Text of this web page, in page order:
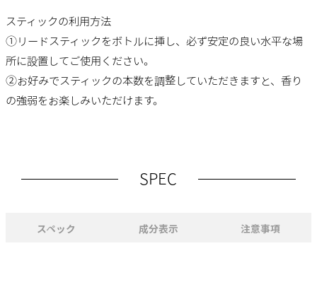
スティックの利用方法
①リードスティックをボトルに挿し、必ず安定の良い水平な場
所に設置してご使用ください。
②お好みでスティックの本数を調整していただきますと、香り
の強弱をお楽しみいただけます。
SPEC
スペック 成分表示 注意事項